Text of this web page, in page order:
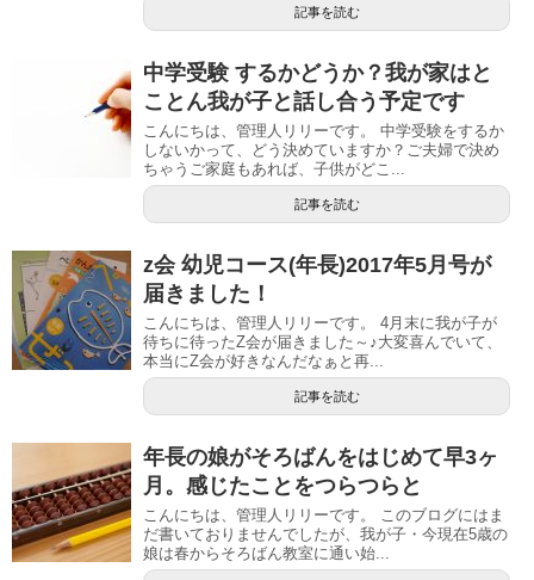
記事を読む
中学受験 するかどうか？我が家はと
ことん我が子と話し合う予定です
こんにちは、管理人リリーです。 中学受験をするか
しないかって、どう決めていますか？ご夫婦で決め
ちゃうご家庭もあれば、子供がどこ...
記事を読む
z会 幼児コース(年長)2017年5月号が
届きました！
こんにちは、管理人リリーです。 4月末に我が子が
待ちに待ったZ会が届きました～♪大変喜んでいて、
本当にZ会が好きなんだなぁと再...
記事を読む
年長の娘がそろばんをはじめて早3ヶ
月。感じたことをつらつらと
こんにちは、管理人リリーです。 このブログにはま
だ書いておりませんでしたが、我が子・今現在5歳の
娘は春からそろばん教室に通い始...